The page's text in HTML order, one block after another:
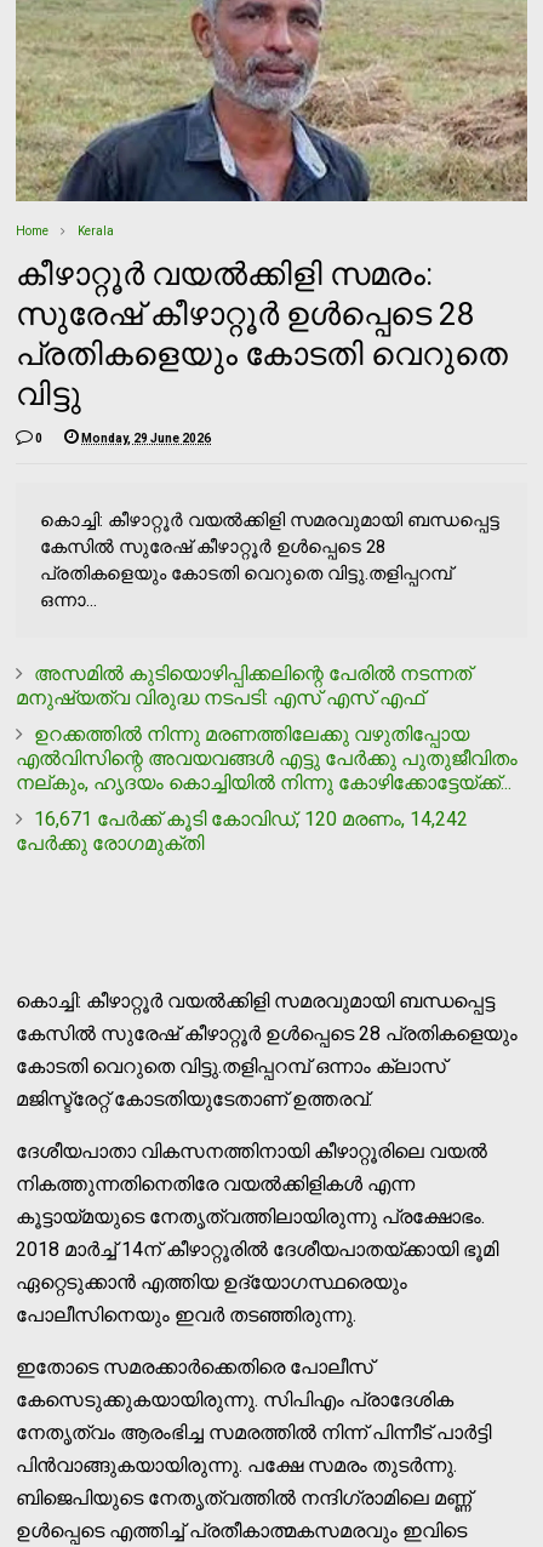
Home Kerala
കീഴാറ്റൂർ വയല്‍ക്കിളി സമരം:
സുരേഷ് കീഴാറ്റൂർ ഉള്‍പ്പെടെ 28
പ്രതികളെയും കോടതി വെറുതെ
വിട്ടു
0 Monday, 29 June 2026
കൊച്ചി: കീഴാറ്റൂർ വയല്‍ക്കിളി സമരവുമായി ബന്ധപ്പെട്ട
കേസില്‍ സുരേഷ് കീഴാറ്റൂർ ഉള്‍പ്പെടെ 28
പ്രതികളെയും കോടതി വെറുതെ വിട്ടു.തളിപ്പറമ്പ്
ഒന്നാ...
അസമില്‍ കുടിയൊഴിപ്പിക്കലിന്റെ പേരില്‍ നടന്നത്
മനുഷ്യത്വ വിരുദ്ധ നടപടി: എസ് എസ് എഫ്
ഉറക്കത്തില്‍ നിന്നു മരണത്തിലേക്കു വഴുതിപ്പോയ
എല്‍വിസിന്റെ അവയവങ്ങള്‍ എട്ടു പേര്‍ക്കു പുതുജീവിതം
നല്കും, ഹൃദയം കൊച്ചിയില്‍ നിന്നു കോഴിക്കോട്ടേയ്ക്ക്...
16,671 പേര്‍ക്ക് കൂടി കോവിഡ്, 120 മരണം, 14,242
പേര്‍ക്കു രോഗമുക്തി
കൊച്ചി: കീഴാറ്റൂർ വയല്‍ക്കിളി സമരവുമായി ബന്ധപ്പെട്ട
കേസില്‍ സുരേഷ് കീഴാറ്റൂർ ഉള്‍പ്പെടെ 28 പ്രതികളെയും
കോടതി വെറുതെ വിട്ടു.തളിപ്പറമ്പ് ഒന്നാം ക്ലാസ്
മജിസ്ട്രേറ്റ് കോടതിയുടേതാണ് ഉത്തരവ്.
ദേശീയപാതാ വികസനത്തിനായി കീഴാറ്റൂരിലെ വയല്‍
നികത്തുന്നതിനെതിരേ വയല്‍ക്കിളികള്‍ എന്ന
കൂട്ടായ്മയുടെ നേതൃത്വത്തിലായിരുന്നു പ്രക്ഷോഭം.
2018 മാർച്ച്‌ 14ന് കീഴാറ്റൂരില്‍ ദേശീയപാതയ്ക്കായി ഭൂമി
ഏറ്റെടുക്കാൻ എത്തിയ ഉദ്യോഗസ്ഥരെയും
പോലീസിനെയും ഇവർ തടഞ്ഞിരുന്നു.
ഇതോടെ സമരക്കാർക്കെതിരെ പോലീസ്
കേസെടുക്കുകയായിരുന്നു. സിപിഎം പ്രാദേശിക
നേതൃത്വം ആരംഭിച്ച സമരത്തില്‍ നിന്ന് പിന്നീട് പാർട്ടി
പിൻവാങ്ങുകയായിരുന്നു. പക്ഷേ സമരം തുടർന്നു.
ബിജെപിയുടെ നേതൃത്വത്തില്‍ നന്ദിഗ്രാമിലെ മണ്ണ്
ഉള്‍പ്പെടെ എത്തിച്ച്‌ പ്രതീകാത്മകസമരവും ഇവിടെ